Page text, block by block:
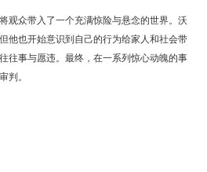
观众带入了一个充满惊险与悬念的世界。沃
他也开始意识到自己的行为给家人和社会带
往事与愿违。最终，在一系列惊心动魄的事
判。